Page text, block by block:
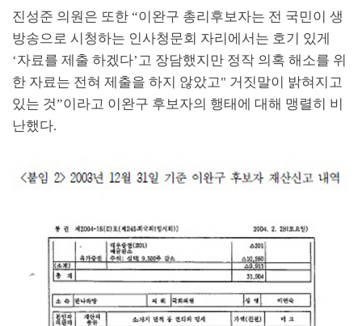
진성준 의원은 또한 “이완구 총리후보자는 전 국민이 생
방송으로 시청하는 인사청문회 자리에서는 호기 있게
‘자료를 제출 하겠다’고 장담했지만 정작 의혹 해소를 위
한 자료는 전혀 제출을 하지 않았고" 거짓말이 밝혀지고
있는 것”이라고 이완구 후보자의 행태에 대해 맹렬히 비
난했다.